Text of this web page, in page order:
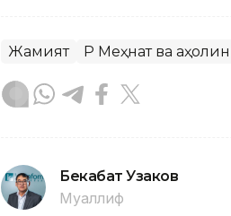
Жамият ҚР Меҳнат ва
Бекабат Узаков
Муаллиф